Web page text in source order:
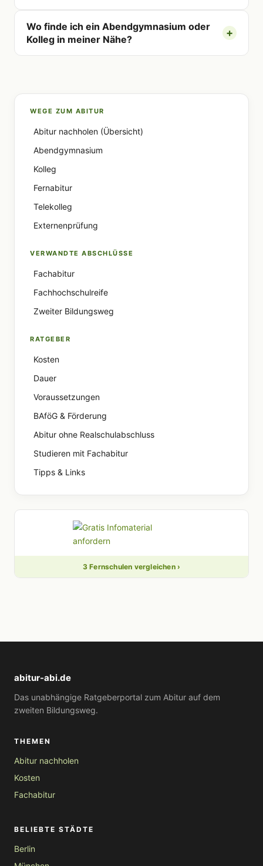
Wo finde ich ein Abendgymnasium oder
Kolleg in meiner Nähe?
WEGE ZUM ABITUR
Abitur nachholen (Übersicht)
Abendgymnasium
Kolleg
Fernabitur
Telekolleg
Externenprüfung
VERWANDTE ABSCHLÜSSE
Fachabitur
Fachhochschulreife
Zweiter Bildungsweg
RATGEBER
Kosten
Dauer
Voraussetzungen
BAföG & Förderung
Abitur ohne Realschulabschluss
Studieren mit Fachabitur
Tipps & Links
3 Fernschulen vergleichen ›
abitur-abi.de
Das unabhängige Ratgeberportal zum Abitur auf dem
zweiten Bildungsweg.
THEMEN
Abitur nachholen
Kosten
Fachabitur
BELIEBTE STÄDTE
Berlin